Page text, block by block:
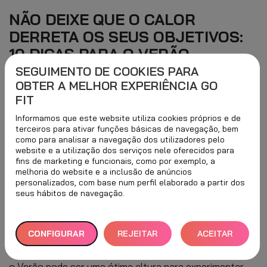
NÃO DEIXE QUE O CALOR
DERRETA OS SEUS OBJETIVOS:
10 DICAS PARA O VERÃO
Treinar com calor tem as suas
vantagens.
No Verão, existem dois tipos de pessoas: há quem
goste de fazer desporto no Verão e quem ache
impossível reunir forças para se mexer nesta altura do
ano.
rotina saudável devido ao calor. Se tiver dificuldade em
iniciar e manter um plano de formação ao longo do ano,
SEGUIMENTO DE COOKIES PARA
OBTER A MELHOR EXPERIÊNCIA GO
FIT
Informamos que este website utiliza cookies próprios e de
terceiros para ativar funções básicas de navegação, bem
como para analisar a navegação dos utilizadores pelo
website e a utilização dos serviços nele oferecidos para
fins de marketing e funcionais, como por exemplo, a
melhoria do website e a inclusão de anúncios
personalizados, com base num perfil elaborado a partir dos
seus hábitos de navegação.
CONFIGURAR REJEITAR
TUDO
ACEITAR
TODOS